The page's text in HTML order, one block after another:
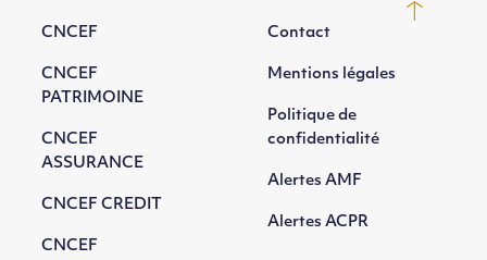
CNCEF
CNCEF
PATRIMOINE
CNCEF
ASSURANCE
CNCEF CREDIT
CNCEF
Contact
Mentions légales
Politique de
confidentialité
Alertes AMF
Alertes ACPR